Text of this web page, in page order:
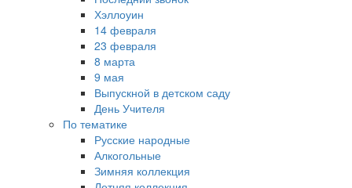
Хэллоуин
14 февраля
23 февраля
8 марта
9 мая
Выпускной в детском саду
День Учителя
По тематике
Русские народные
Алкогольные
Зимняя коллекция